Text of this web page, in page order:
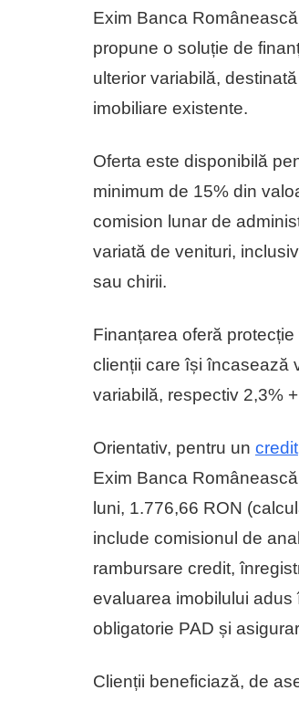
Exim Banca
propune o soluție de
ulterior variabilă,
imobiliare existente.
Oferta este disponibilă
minimum de 15% din
comision lunar de
variată de venituri,
sau chirii.
Finanțarea oferă
clienții care își încasează
variabilă, respectiv 2,3%
Orientativ, pentru un credit
Exim Banca
luni, 1.776,66 RON
include comisionul de
rambursare credit,
evaluarea imobilului
obligatorie PAD și
Clienții beneficiază, de